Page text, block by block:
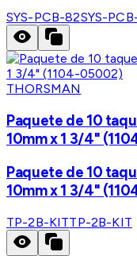
SYS-PCB-82SYS-
THORSMAN
Paquete de 10
10mm x 1 3/4"
Paquete de 10
10mm x 1 3/4"
TP-2B-KITTP-2B-KIT